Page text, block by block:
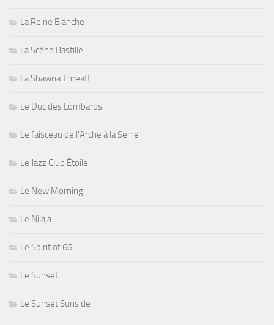
La Reine Blanche
La Scène Bastille
La Shawna Threatt
Le Duc des Lombards
Le faisceau de l'Arche à la Seine
Le Jazz Club Étoile
Le New Morning
Le Nilaja
Le Spirit of 66
Le Sunset
Le Sunset Sunside